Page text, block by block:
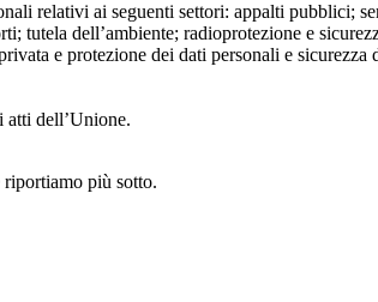
relativi ai seguenti settori: appalti pubblici;
tutela dell’ambiente; radioprotezione e
e protezione dei dati personali e
atti dell’Unione.
riportiamo più sotto.